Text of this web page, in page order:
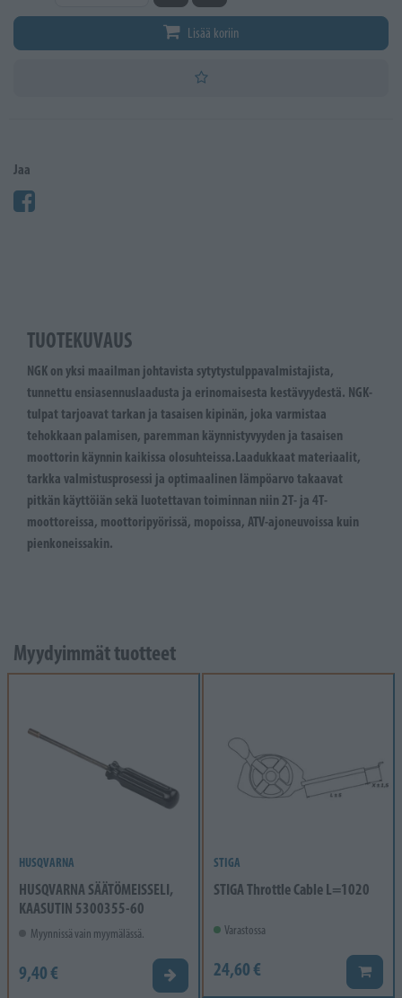
Lisää koriin
Jaa
TUOTEKUVAUS
NGK on yksi maailman johtavista sytytystulppavalmistajista,
tunnettu ensiasennuslaadusta ja erinomaisesta kestävyydestä. NGK-
tulpat tarjoavat tarkan ja tasaisen kipinän, joka varmistaa
tehokkaan palamisen, paremman käynnistyvyyden ja tasaisen
moottorin käynnin kaikissa olosuhteissa.Laadukkaat materiaalit,
tarkka valmistusprosessi ja optimaalinen lämpöarvo takaavat
pitkän käyttöiän sekä luotettavan toiminnan niin 2T- ja 4T-
moottoreissa, moottoripyörissä, mopoissa, ATV-ajoneuvoissa kuin
pienkoneissakin.
Myydyimmät tuotteet
HUSQVARNA
HUSQVARNA SÄÄTÖMEISSELI,
KAASUTIN 5300355-60
Myynnissä vain myymälässä.
9,40 € Valitse vaihtoehto
STIGA
STIGA Throttle Cable L=1020
Varastossa
24,60 € Lisää